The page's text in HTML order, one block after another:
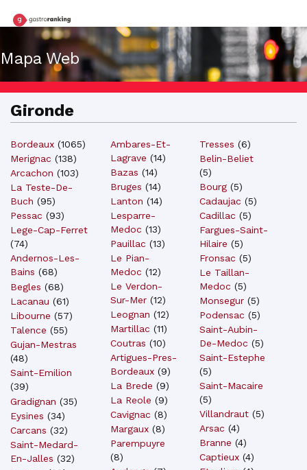
Mapa Web
Gironde
Bordeaux (1065)
Merignac (138)
Arcachon (103)
La Teste-De-
Buch (95)
Pessac (93)
Lege-Cap-Ferret
(74)
Andernos-Les-
Bains (68)
Begles (68)
Lacanau (61)
Libourne (57)
Talence (55)
Gujan-Mestras
(48)
Saint-Emilion
(39)
Gradignan (35)
Eysines (34)
Carcans (32)
Saint-Medard-
En-Jalles (32)
Ambares-Et-
Lagrave (14)
Bazas (14)
Bruges (14)
Lanton (14)
Lesparre-
Medoc (13)
Pauillac (13)
Le Pian-
Medoc (12)
Le Verdon-
Sur-Mer(12)
Leognan (12)
Martillac (11)
Coutras (10)
Artigues-Pres-
Bordeaux(9)
La Brede (9)
La Reole (9)
Cavignac (8)
Margaux(8)
Parempuyre
(8)
Tresses (6)
Belin-Beliet
(5)
Bourg (5)
Cadaujac (5)
Cadillac (5)
Fargues-Saint-
Hilaire (5)
Fronsac (5)
Le Taillan-
Medoc (5)
Monsegur (5)
Podensac (5)
Saint-Aubin-
De-Medoc (5)
Saint-Estephe
(5)
Saint-Macaire
(5)
Villandraut (5)
Arsac (4)
Branne (4)
Captieux (4)